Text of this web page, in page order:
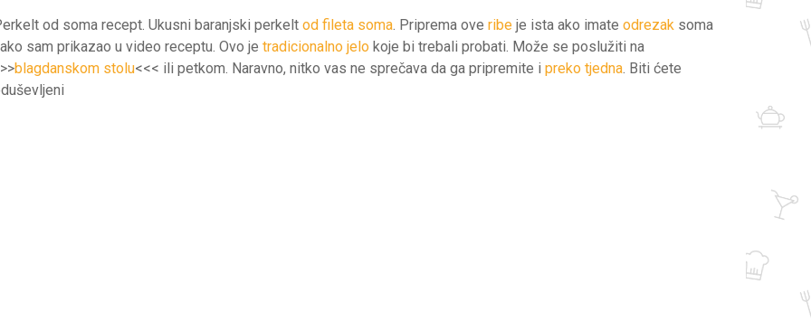
od soma recept. Ukusni baranjski perkelt od fileta soma. Priprema ove ribe je ista ako imate odrezak soma
sam prikazao u video receptu. Ovo je tradicionalno jelo koje bi trebali probati. Može se poslužiti na
blagdanskom stolu<<< ili petkom. Naravno, nitko vas ne sprečava da ga pripremite i preko tjedna. Biti ćete